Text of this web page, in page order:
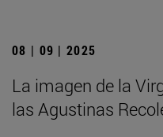
08 | 09 | 2025
La imagen de la
las Agustinas